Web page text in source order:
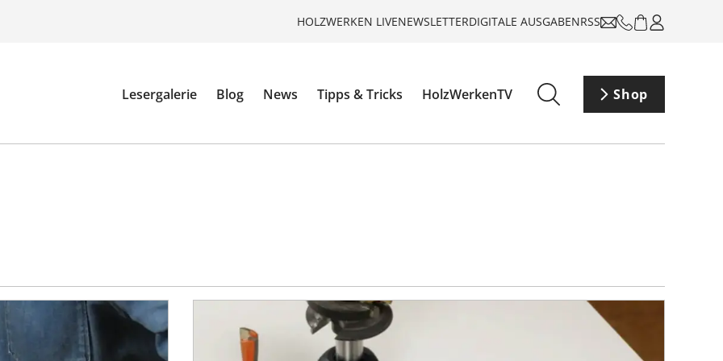
HOLZWERKEN LIVENEWSLETTERDIGITALE AUSGABENRSS
Lesergalerie Blog News Tipps & Tricks HolzWerkenTV Shop